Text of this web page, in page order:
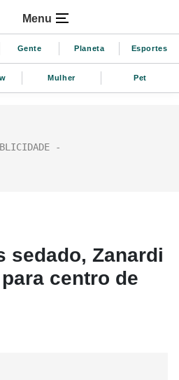
Menu
Gente Planeta Esportes
Mulher Pet
sedado, Zanardi
centro de